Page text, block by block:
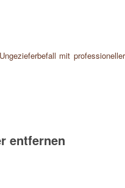
mit professioneller
entfernen